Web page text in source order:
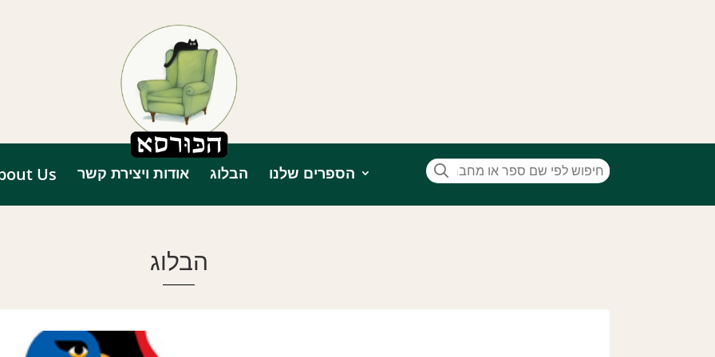
הספרים שלנו הבלוג אודות ויצירת קשר Us
הבלוג